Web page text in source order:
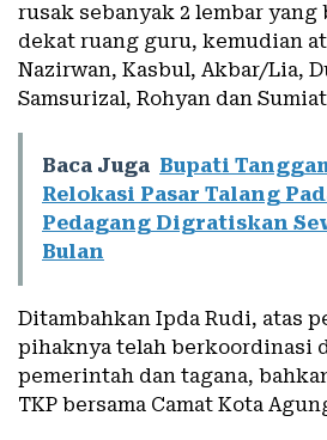
rusak sebanyak 2 lembar
dekat ruang guru, kemudian
Nazirwan, Kasbul, Akbar/Lia,
Samsurizal, Rohyan dan
Baca Juga Bupati
Relokasi Pasar Talang
Pedagang Digratiskan
Bulan
Ditambahkan Ipda Rudi, atas
pihaknya telah berkoordinasi
pemerintah dan tagana,
TKP bersama Camat Kota